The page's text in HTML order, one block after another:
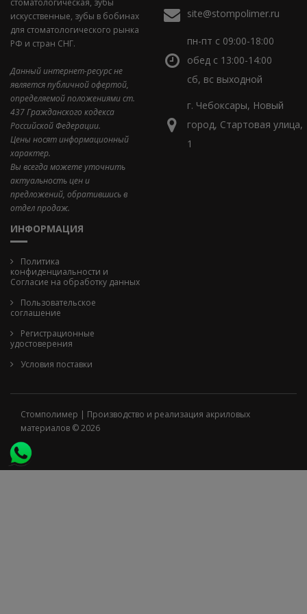
искусственные, зубы в бобинах
для стоматологического рынка
РФ и стран СНГ.
Данный интернет-ресурс не
является публичной офертой,
определяемой положениями ст.
437 Гражданского кодекса
Российской Федерации.
Цены носят информационный
характер.
Вы всегда можете уточнить
актуальность цен и
предложений, обратившись в
отдел продаж.
site@stompolimer.ru
пн-пт с 09:00-18:00
обед с 13:00-14:00
сб, вс выходной
г. Чебоксары, Новый
город, Стартовая улица,
1
ИНФОРМАЦИЯ
Политика
конфиденциальности и
Cогласие на обработку данных
Пользовательское
соглашение
Регистрационные
удостоверения
Условия поставки
Стомполимер | Производство и реализация акриловых
материалов © 2026